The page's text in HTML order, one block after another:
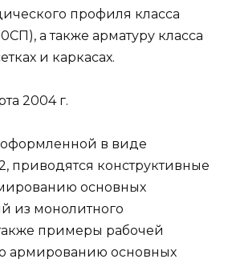
профиля класса
а также арматуру класса
и каркасах.
2004 г.
оформленной в виде
приводятся конструктивные
основных
из монолитного
примеры рабочей
армированию основных